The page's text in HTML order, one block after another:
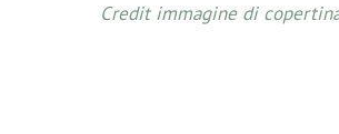
Credit immagine di